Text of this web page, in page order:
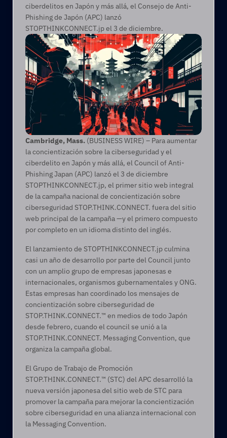
ciberdelitos en Japón y más allá, el Consejo de Anti-
Phishing de Japón (APC) lanzó
STOPTHINKCONNECT.jp el 3 de diciembre.
Cambridge, Mass. (BUSINESS WIRE) – Para aumentar
la concientización sobre la ciberseguridad y el
ciberdelito en Japón y más allá, el Council of Anti-
Phishing Japan (APC) lanzó el 3 de diciembre
STOPTHINKCONNECT.jp, el primer sitio web integral
de la campaña nacional de concientización sobre
ciberseguridad STOP.THINK.CONNECT. fuera del sitio
web principal de la campaña —y el primero compuesto
por completo en un idioma distinto del inglés.
El lanzamiento de STOPTHINKCONNECT.jp culmina
casi un año de desarrollo por parte del Council junto
con un amplio grupo de empresas japonesas e
internacionales, organismos gubernamentales y ONG.
Estas empresas han coordinado los mensajes de
concientización sobre ciberseguridad de
STOP.THINK.CONNECT.™ en medios de todo Japón
desde febrero, cuando el council se unió a la
STOP.THINK.CONNECT. Messaging Convention, que
organiza la campaña global.
El Grupo de Trabajo de Promoción
STOP.THINK.CONNECT.™ (STC) del APC desarrolló la
nueva versión japonesa del sitio web de STC para
promover la campaña para mejorar la concientización
sobre ciberseguridad en una alianza internacional con
la Messaging Convention.